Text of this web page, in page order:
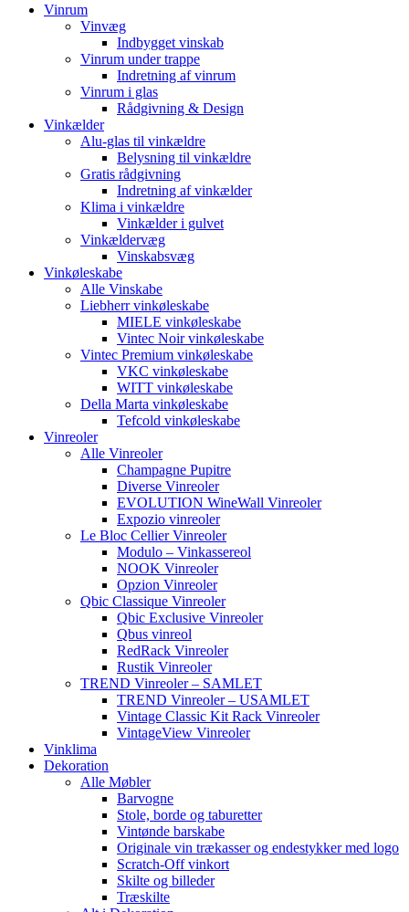
Vinrum
Vinvæg
Indbygget vinskab
Vinrum under trappe
Indretning af vinrum
Vinrum i glas
Rådgivning & Design
Vinkælder
Alu-glas til vinkældre
Belysning til vinkældre
Gratis rådgivning
Indretning af vinkælder
Klima i vinkældre
Vinkælder i gulvet
Vinkældervæg
Vinskabsvæg
Vinkøleskabe
Alle Vinskabe
Liebherr vinkøleskabe
MIELE vinkøleskabe
Vintec Noir vinkøleskabe
Vintec Premium vinkøleskabe
VKC vinkøleskabe
WITT vinkøleskabe
Della Marta vinkøleskabe
Tefcold vinkøleskabe
Vinreoler
Alle Vinreoler
Champagne Pupitre
Diverse Vinreoler
EVOLUTION WineWall Vinreoler
Expozio vinreoler
Le Bloc Cellier Vinreoler
Modulo – Vinkassereol
NOOK Vinreoler
Opzion Vinreoler
Qbic Classique Vinreoler
Qbic Exclusive Vinreoler
Qbus vinreol
RedRack Vinreoler
Rustik Vinreoler
TREND Vinreoler – SAMLET
TREND Vinreoler – USAMLET
Vintage Classic Kit Rack Vinreoler
VintageView Vinreoler
Vinklima
Dekoration
Alle Møbler
Barvogne
Stole, borde og taburetter
Vintønde barskabe
Originale vin trækasser og endestykker med logo
Scratch-Off vinkort
Skilte og billeder
Træskilte